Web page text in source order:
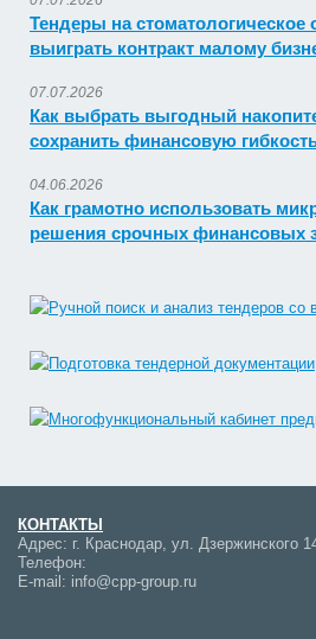
Тендеры на стоматологическое
выиграть контракт малому
07.07.2026
Как выбрать выгодный
сохранить финансовую
04.06.2026
Как грамотно использовать
решения срочных финансовых
КОНТАКТЫ
Адрес: г. Краснодар, ул. Дзержинского
Телефон:
E-mail: info@cpp-group.ru